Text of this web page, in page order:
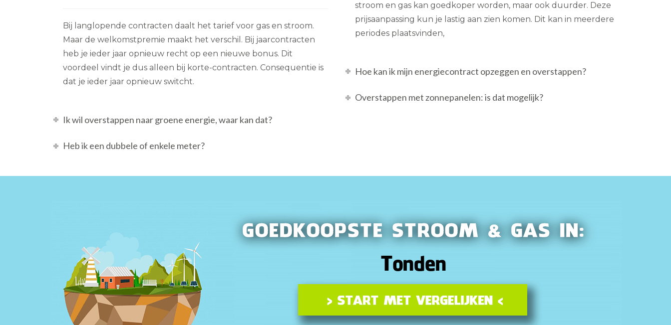
Bij langlopende contracten daalt het tarief voor gas en stroom.
Maar de welkomstpremie maakt het verschil. Bij jaarcontracten
heb je ieder jaar opnieuw recht op een nieuwe bonus. Dit
voordeel vindt je dus alleen bij korte-contracten. Consequentie is
dat je ieder jaar opnieuw switcht.
Ik wil overstappen naar groene energie, waar kan dat?
Heb ik een dubbele of enkele meter?
stroom en gas kan goedkoper worden, maar ook duurder. Deze
prijsaanpassing kun je lastig aan zien komen. Dit kan in meerdere
periodes plaatsvinden,
Hoe kan ik mijn energiecontract opzeggen en overstappen?
Overstappen met zonnepanelen: is dat mogelijk?